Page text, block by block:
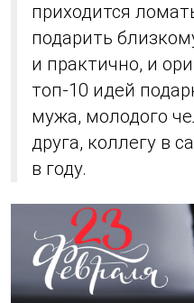
приходится
подарить
и практично, и
топ-10 идей
мужа, молодого
друга, коллегу в
в году.